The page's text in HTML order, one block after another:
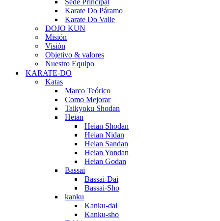
Sede Principal
Karate Do Páramo
Karate Do Valle
DOJO KUN
Misión
Visión
Objetivo & valores
Nuestro Equipo
KARATE-DO
Katas
Marco Teórico
Como Mejorar
Taikyoku Shodan
Heian
Heian Shodan
Heian Nidan
Heian Sandan
Heian Yondan
Heian Godan
Bassai
Bassai-Dai
Bassai-Sho
kanku
Kanku-dai
Kanku-sho